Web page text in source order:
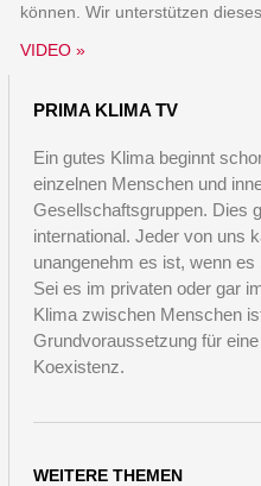
können. Wir unterstützen
VIDEO »
PRIMA KLIMA TV
Ein gutes Klima beginnt
einzelnen Menschen und
Gesellschaftsgruppen. Dies
international. Jeder von uns
unangenehm es ist, wenn es
Sei es im privaten oder gar
Klima zwischen Menschen
Grundvoraussetzung für
Koexistenz.
WEITERE THEMEN